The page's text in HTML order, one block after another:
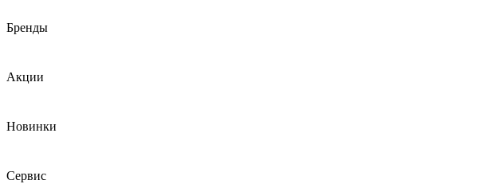
Бренды
Акции
Новинки
Сервис